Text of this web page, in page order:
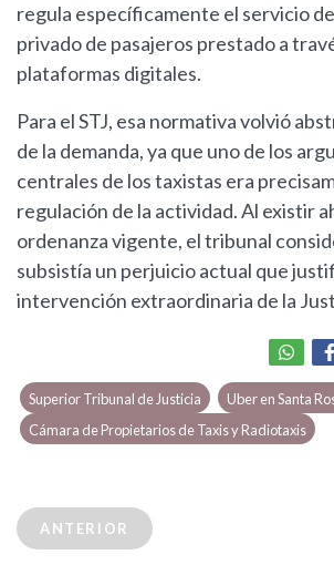
regula específicamente el servicio
privado de pasajeros prestado a
plataformas digitales.
Para el STJ, esa normativa volvió
de la demanda, ya que uno de los
centrales de los taxistas era
regulación de la actividad. Al existir
ordenanza vigente, el tribunal
subsistía un perjuicio actual que
intervención extraordinaria de la
Superior Tribunal de Justicia
Uber en Santa
Cámara de Propietarios de Taxis y Radiotaxis
ANTERIOR